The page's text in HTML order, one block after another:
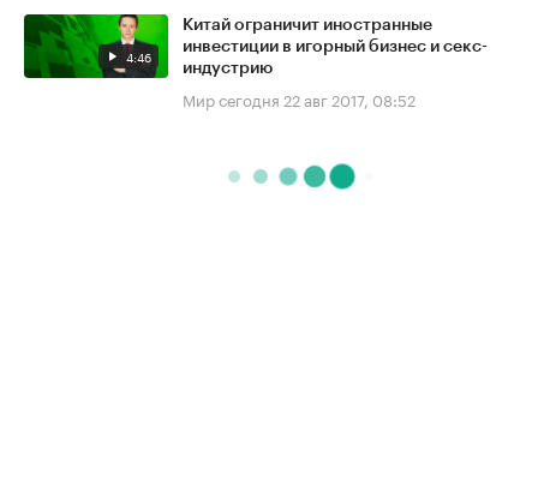
4:46
Китай ограничит иностранные
инвестиции в игорный бизнес и секс-
индустрию
Мир сегодня 22 авг 2017, 08:52